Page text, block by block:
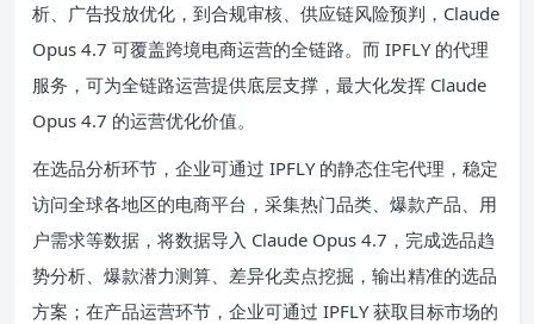
析、广告投放优化，到合规审核、供应链风险预判，Claude
Opus 4.7 可覆盖跨境电商运营的全链路。而 IPFLY 的代理
服务，可为全链路运营提供底层支撑，最大化发挥 Claude
Opus 4.7 的运营优化价值。
在选品分析环节，企业可通过 IPFLY 的静态住宅代理，稳定
访问全球各地区的电商平台，采集热门品类、爆款产品、用
户需求等数据，将数据导入 Claude Opus 4.7，完成选品趋
势分析、爆款潜力测算、差异化卖点挖掘，输出精准的选品
方案；在产品运营环节，企业可通过 IPFLY 获取目标市场的